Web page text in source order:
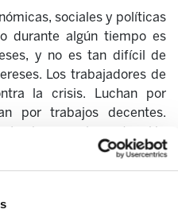
sociales y políticas
durante algún tiempo es
y no es tan difícil de
Los trabajadores de
la crisis. Luchan por
por trabajos decentes.
Luchan por la protección
Luchan contra la
para mejorar sus